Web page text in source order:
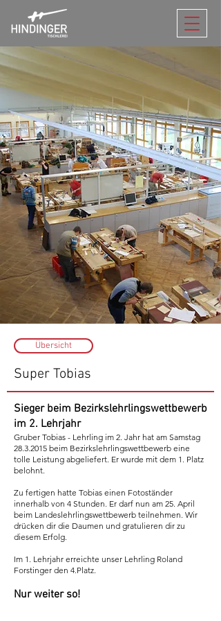
Übersicht
Super Tobias
Sieger beim Bezirkslehrlingswettbewerb
im 2. Lehrjahr
Gruber Tobias - Lehrling im 2. Jahr hat am Samstag
28.3.2015 beim Bezirkslehrlingswettbewerb eine
tolle Leistung abgeliefert. Er wurde mit dem 1. Platz
belohnt.
Zu fertigen hatte Tobias einen Fotoständer
innerhalb von 4 Stunden. Er darf nun am 25. April
beim Landeslehrlingswettbewerb teilnehmen. Wir
drücken dir die Daumen und gratulieren dir zu
diesem Erfolg.
Im 1. Lehrjahr erreichte unser Lehrling Roland
Forstinger den 4.Platz.
Nur weiter so!